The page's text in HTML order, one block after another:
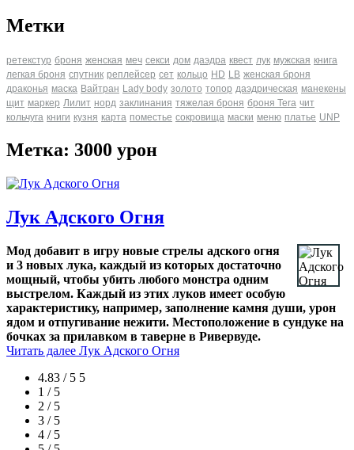
Метки
ретекстур броня женская меч секси дом даэдра квест лук мужская книга
легкая броня спутник реплейсер сет кольцо HD LB женская броня
драконья маска Вайтран Lady body золото топор даэдрическая манекены
щит маркер Лилит норд заклинания тяжелая броня броня Tera чит
кольчуга книги кузня карта поместье сокровища маски меню платье UNP
Метка: 3000 урон
Лук Адского Огня
Мод добавит в игру новые стрелы адского огня
и 3 новых лука, каждый из которых достаточно
мощный, чтобы убить любого монстра одним
выстрелом. Каждый из этих луков имеет особую
характеристику, например, заполнение камня души, урон
ядом и отпугивание нежити. Местоположение в сундуке на
бочках за прилавком в таверне в Ривервуде.
Читать далее Лук Адского Огня
4.83 / 5 5
1 / 5
2 / 5
3 / 5
4 / 5